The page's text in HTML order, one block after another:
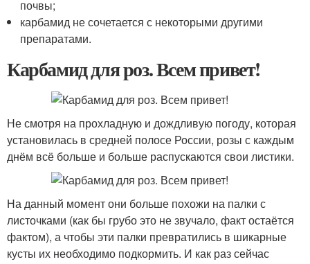
почвы;
карбамид не сочетается с некоторыми другими
препаратами.
Карбамид для роз. Всем привет!
Не смотря на прохладную и дождливую погоду, которая
установилась в средней полосе России, розы с каждым
днём всё больше и больше распускаются свои листики.
На данный момент они больше похожи на палки с
листочками (как бы грубо это не звучало, факт остаётся
фактом), а чтобы эти палки превратились в шикарные
кусты их необходимо подкормить. И как раз сейчас